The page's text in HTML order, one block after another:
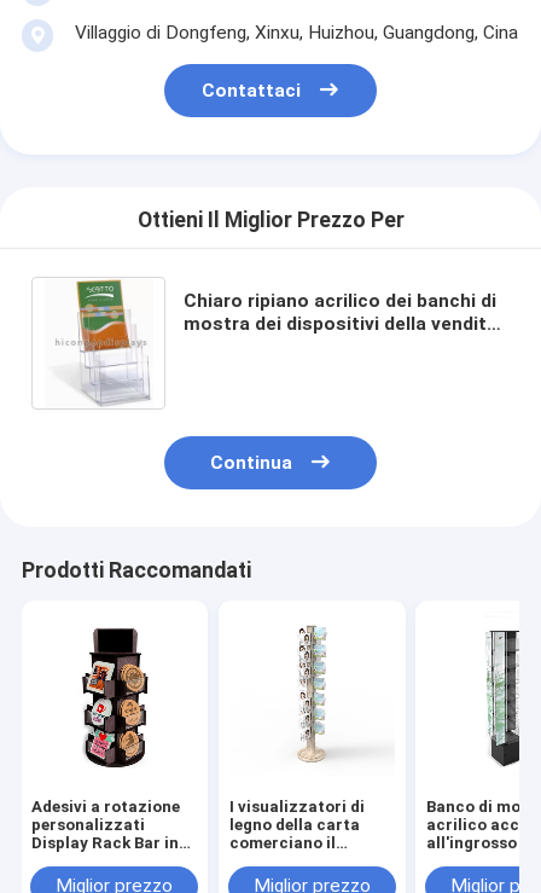
Villaggio di Dongfeng, Xinxu, Huizhou, Guangdong, Cina
Contattaci
Ottieni Il Miglior Prezzo Per
Chiaro ripiano acrilico dei banchi di
mostra dei dispositivi della vendita
Continua
Prodotti Raccomandati
Adesivi a rotazione
personalizzati
Display Rack Bar in
StandMiglior prezzo
I visualizzatori di
legno della carta
comerciano il
all'ingrosso della
Miglior prezzo
Banco di
acrilico
all'ingrosso
metallo del
Miglior